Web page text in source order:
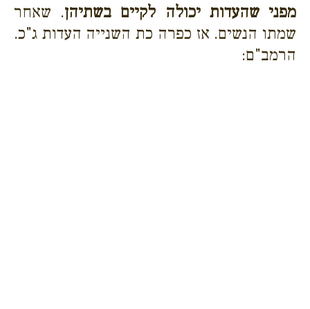
מפני שהעדות יכולה לקיים בשתיהן. שאחר
שמתו הנשים. אז כפרה כת השנייה העדות ג"כ.
הרמב"ם: